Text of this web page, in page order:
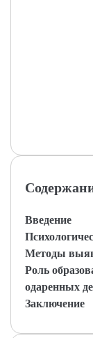
Введение
Методы
Роль
одаренных
Заключение